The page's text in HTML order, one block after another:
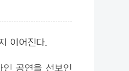
이어진다.